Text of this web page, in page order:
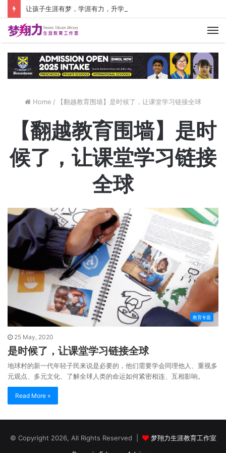
Home / 【翻越教育围墙】是时候了，让课堂学习链接全球
【翻越教育围墙】是时
候了，让课堂学习链接
全球
教育专题
25 May, 2020
是时候了，让课堂学习链接全球
地球村的新一代年轻子民来说是必要的，他们需要学会同理他人、重视多
元观点、多元文化、了解全球人类的命运如何紧密相连、互相影响。
Read More »
© Copyright 2026, All Rights Reserved |
梦翔力生涯教育工作室